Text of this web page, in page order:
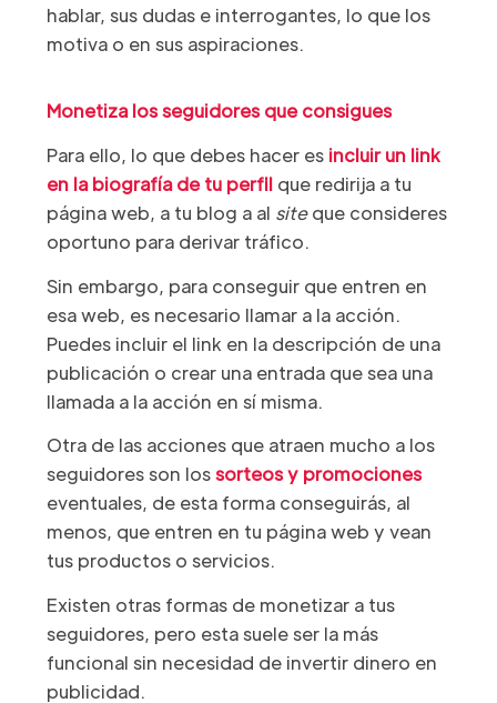
hablar, sus dudas e interrogantes, lo que los
motiva o en sus aspiraciones.
Monetiza los seguidores que consigues
Para ello, lo que debes hacer es incluir un link
en la biografía de tu perfilque redirija a tu
página web, a tu blog a al siteque consideres
oportuno para derivar tráfico.
Sin embargo, para conseguir que entren en
esa web, es necesario llamar a la acción.
Puedes incluir el link en la descripción de una
publicación o crear una entrada que sea una
llamada a la acción en sí misma.
Otra de las acciones que atraen mucho a los
seguidores son lossorteos y promociones
eventuales, de esta forma conseguirás, al
menos, que entren en tu página web y vean
tus productos o servicios.
Existen otras formas de monetizar a tus
seguidores, pero esta suele ser la más
funcional sin necesidad de invertir dinero en
publicidad.